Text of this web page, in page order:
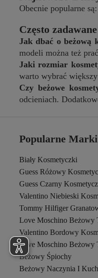
Obecnie popularne
Często
Jak dbać o beżową
modeli można też
Jaki rozmiar
warto wybrać
Czy beżowe
odcieniach.
Popularne Marki
Biały Kosmetyczki
Guess Różowy
Guess Czarny
Valentino Niebieski
Tommy Hilfiger
Love Moschino Beżowy
Valentino Bordowy
Love Moschino Beżowy
Beżowy Śpiochy
Beżowy Naczynia I